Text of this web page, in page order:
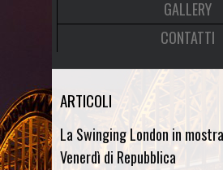
GALLERY
CONTATTI
ARTICOLI
La Swinging London in
Venerdì di Repubblica